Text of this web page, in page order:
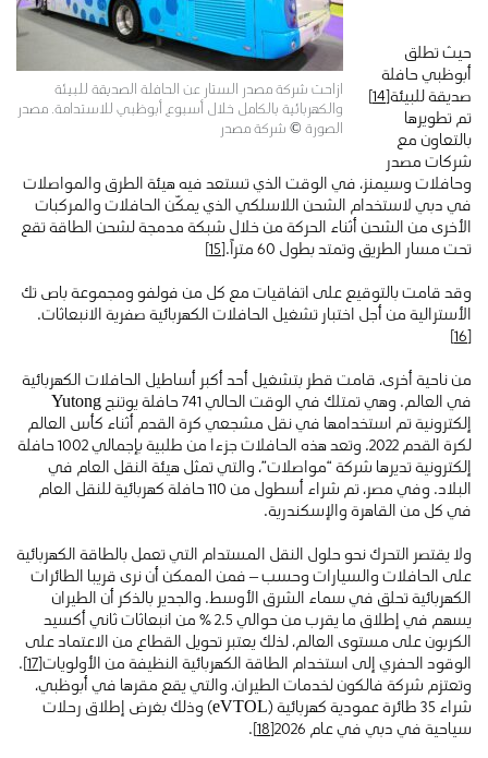
ازاحت شركة مصدر الستار عن الحافلة الصديقة للبيئة
والكهربائية بالكامل خلال أسبوع أبوظبي للاستدامة. مصدر
الصورة © شركة مصدر
حيث تطلق
أبوظبي حافلة
صديقة للبيئة[14]
تم تطويرها
بالتعاون مع
شركات مصدر
وحافلات وسيمنز، في الوقت الذي تستعد فيه هيئة الطرق والمواصلات
في دبي لاستخدام الشحن اللاسلكي الذي يمكّن الحافلات والمركبات
الأخرى من الشحن أثناء الحركة من خلال شبكة مدمجة لشحن الطاقة تقع
تحت مسار الطريق وتمتد بطول 60 متراً.
[15]
وقد قامت بالتوقيع على اتفاقيات مع كل من فولفو ومجموعة باص تك
الأسترالية من أجل اختبار تشغيل الحافلات الكهربائية صفرية الانبعاثات.
[16]
من ناحية أخرى، قامت قطر بتشغيل أحد أكبر أساطيل الحافلات الكهربائية
في العالم. وهي تمتلك في الوقت الحالي 741 حافلة يوتنج Yutong
إلكترونية تم استخدامها في نقل مشجعي كرة القدم أثناء كأس العالم
لكرة القدم 2022. وتعد هذه الحافلات جزءا من طلبية بإجمالي 1002 حافلة
إلكترونية تديرها شركة “مواصلات”، والتي تمثل هيئة النقل العام في
البلاد. وفي مصر، تم شراء أسطول من 110 حافلة كهربائية للنقل العام
في كل من القاهرة والإسكندرية.
ولا يقتصر التحرك نحو حلول النقل المستدام التي تعمل بالطاقة الكهربائية
على الحافلات والسيارات وحسب – فمن الممكن أن نرى قريبا الطائرات
الكهربائية تحلق في سماء الشرق الأوسط. والجدير بالذكر أن الطيران
يسهم في إطلاق ما يقرب من حوالي 2.5 ٪ من انبعاثات ثاني أكسيد
الكربون على مستوى العالم، لذلك يعتبر تحويل القطاع من الاعتماد على
الوقود الحفري إلى استخدام الطاقة الكهربائية النظيفة من الأولويات[17]
.
وتعتزم شركة فالكون لخدمات الطيران، والتي يقع مقرها في أبوظبي،
شراء 35 طائرة عمودية كهربائية (eVTOL) وذلك بغرض إطلاق رحلات
سياحية في دبي في عام 2026
[18]
.